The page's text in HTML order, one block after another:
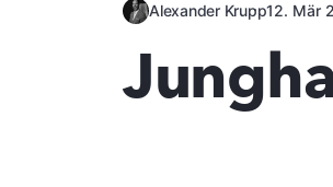
Alexander Krupp12. Mär